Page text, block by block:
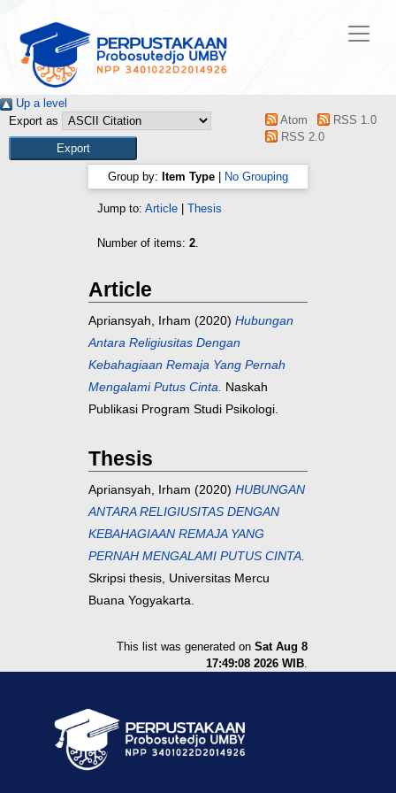
Up a level
Export as
Atom
RSS 1.0
RSS 2.0
Group by: Item Type No Grouping
Jump to: Article Thesis
Number of items: 2.
Article
Apriansyah, Irham (2020) Hubungan
Antara Religiusitas Dengan
Kebahagiaan Remaja Yang Pernah
Mengalami Putus Cinta. Naskah
Publikasi Program Studi Psikologi.
Thesis
Apriansyah, Irham (2020) HUBUNGAN
ANTARA RELIGIUSITAS DENGAN
KEBAHAGIAAN REMAJA YANG
PERNAH MENGALAMI PUTUS CINTA.
Skripsi thesis, Universitas Mercu
Buana Yogyakarta.
This list was generated on Sat Aug 8
17:49:08 2026 WIB.